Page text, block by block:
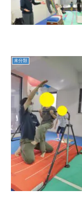
未分類